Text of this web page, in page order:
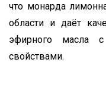
что монарда
области и даёт
эфирного масла с
свойствами.